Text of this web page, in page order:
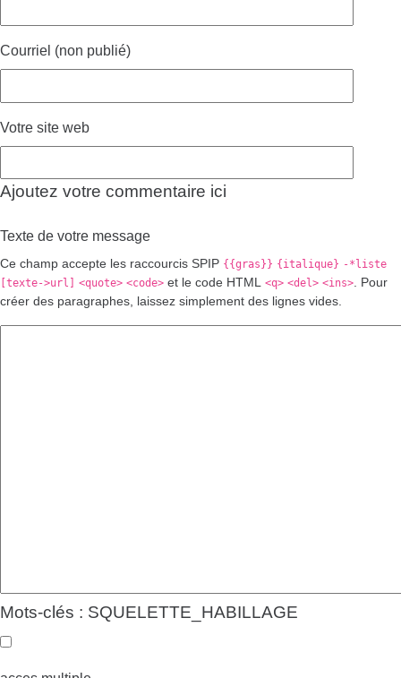
Courriel (non publié)
Votre site web
Ajoutez votre commentaire ici
Texte de votre message
Ce champ accepte les raccourcis SPIP {{gras}} {italique} -*liste
[texte->url]
<quote> <code> et le code HTML <q> <del> <ins> . Pour
créer des paragraphes, laissez simplement des lignes vides.
Mots-clés : SQUELETTE_HABILLAGE